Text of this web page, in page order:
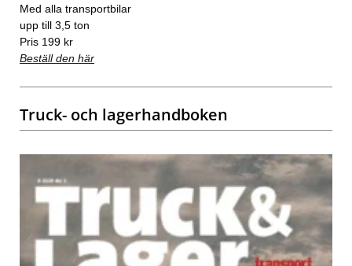
Med alla transportbilar
upp till 3,5 ton
Pris 199 kr
Beställ den här
Truck- och lagerhandboken